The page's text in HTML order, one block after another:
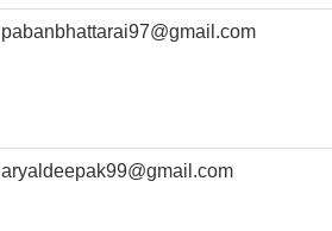
pabanbhattarai97@gmail.com
aryaldeepak99@gmail.com